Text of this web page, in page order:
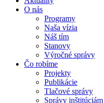
O nás
Programy
Naša vízia
Náš tím
Stanovy
Výročné správy
Čo robíme
Projekty
Publikácie
Tlačové správy
Správy inštitúciám